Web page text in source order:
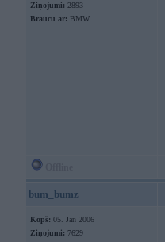
Ziņojumi: 2893
Braucu ar: BMW
bum_bumz
Kopš: 05. Jan 2006
Ziņojumi: 7629